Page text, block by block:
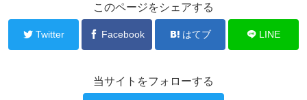
このページをシェアする
Twitter Facebook はてブ LINE
当サイトをフォローする